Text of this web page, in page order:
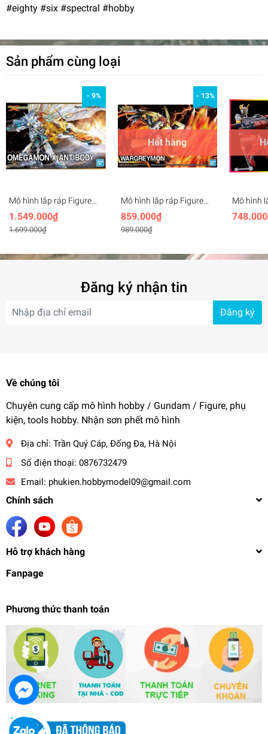
#eighty #six #spectral #hobby
Sản phẩm cùng loại
- 9%
Mô hình lắp ráp Figure
Rise Standard
Omegamon Antibody
Amplified - bandai
1.549.000₫
1.699.000₫
- 13%
Hết hàng
Mô hình lắp ráp Figure
Rise Standard
WarGreymon DIGIMON -
BANDAI
859.000₫
989.000₫
Mô hình
Rise
Suit Zero
Đăng ký nhận tin
Đăng ký
Về chúng tôi
Chuyên cung cấp mô hình hobby / Gundam / Figure, phụ
kiện, tools hobby. Nhận sơn phết mô hình
Địa chỉ: Trần Quý Cáp, Đống Đa, Hà Nội
Số điện thoại: 0876732479
Email: phukien.hobbymodel09@gmail.com
Chính sách
Hỗ trợ khách hàng
Fanpage
Phương thức thanh toán
Mô hình lắp ráp Figure rise Standard Lena 86
730.000₫